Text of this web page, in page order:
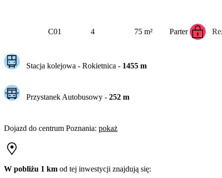
C01 4 75 m² Parter
Stacja kolejowa - Rokietnica- 1455m
Przystanek Autobusowy - 252m
Dojazd do centrum Poznania: pokaż
W pobliżu 1 km od tej inwestycji znajdują się: